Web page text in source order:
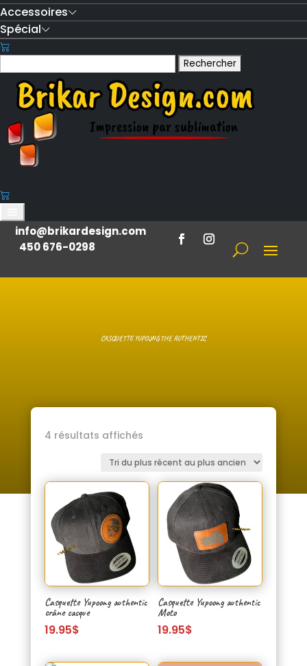
Accessoires
Spécial
info@brikardesign.com
450 676-0298
CASQUETTE YUPOONG THE AUTHENTIC
4 résultats affichésTrié
plus
récent
ancien
Casquette Yupoong authentic
crâne casque
19.95$
Casquette Yupoong authentic
Moto
19.95$